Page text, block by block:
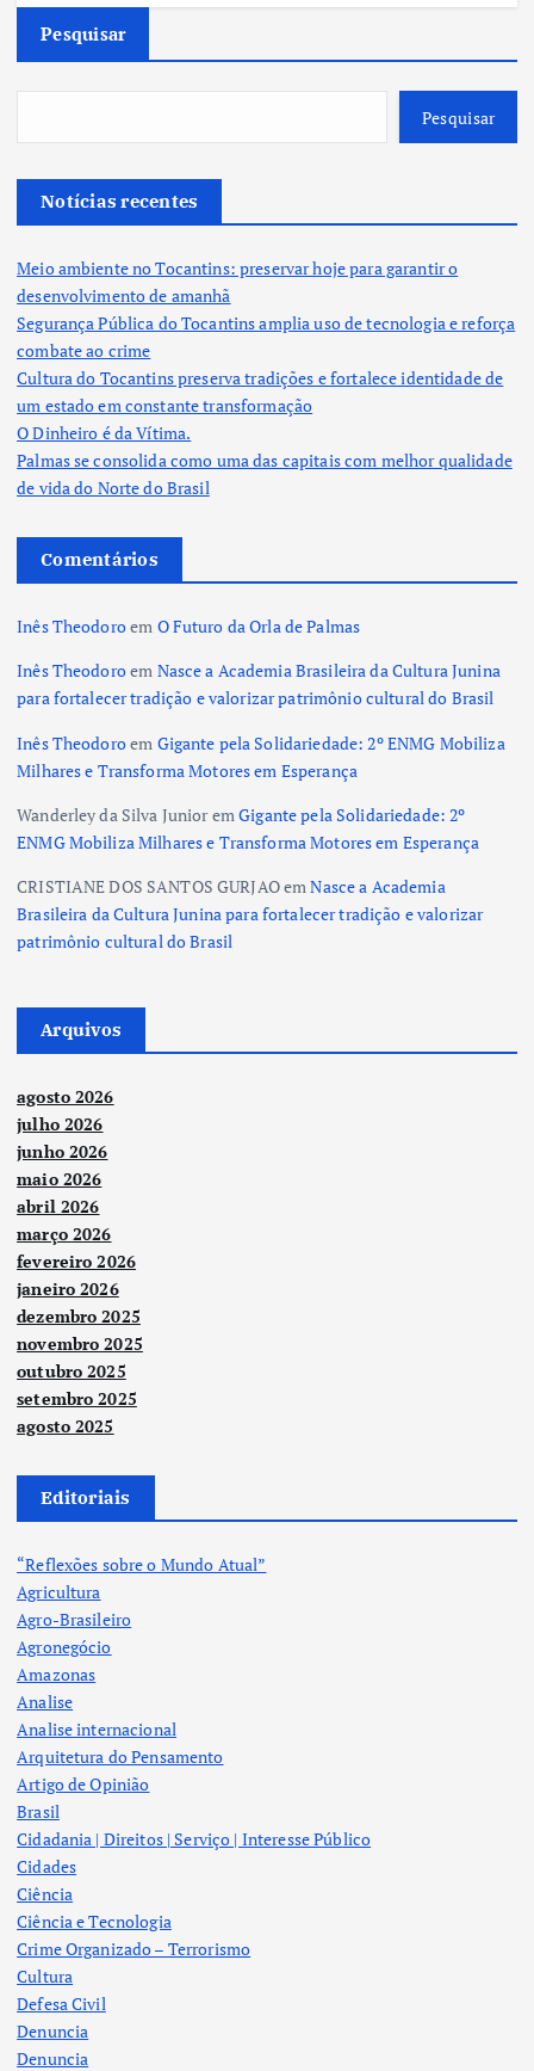
Pesquisar
Pesquisar
Notícias recentes
Meio ambiente no Tocantins: preservar hoje para garantir o
desenvolvimento de amanhã
Segurança Pública do Tocantins amplia uso de tecnologia e reforça
combate ao crime
Cultura do Tocantins preserva tradições e fortalece identidade de
um estado em constante transformação
O Dinheiro é da Vítima.
Palmas se consolida como uma das capitais com melhor qualidade
de vida do Norte do Brasil
Comentários
Inês Theodoroem O Futuro da Orla de Palmas
Inês Theodoroem Nasce a Academia Brasileira da Cultura Junina
para fortalecer tradição e valorizar patrimônio cultural do Brasil
Inês Theodoroem Gigante pela Solidariedade: 2º ENMG Mobiliza
Milhares e Transforma Motores em Esperança
Wanderley da Silva JunioremGigante pela Solidariedade: 2º
ENMG Mobiliza Milhares e Transforma Motores em Esperança
CRISTIANE DOS SANTOS GURJAOemNasce a Academia
Brasileira da Cultura Junina para fortalecer tradição e valorizar
patrimônio cultural do Brasil
Arquivos
agosto 2026
julho 2026
junho 2026
maio 2026
abril 2026
março 2026
fevereiro 2026
janeiro 2026
dezembro 2025
novembro 2025
outubro 2025
setembro 2025
agosto 2025
Editoriais
“Reflexões sobre o Mundo Atual”
Agricultura
Agro-Brasileiro
Agronegócio
Amazonas
Analise
Analise internacional
Arquitetura do Pensamento
Artigo de Opinião
Brasil
Cidadania | Direitos | Serviço | Interesse Público
Cidades
Ciência
Ciência e Tecnologia
Crime Organizado – Terrorismo
Cultura
Defesa Civil
Denuncia
Denuncia